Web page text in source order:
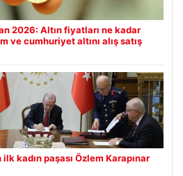
2026: Altın fiyatları ne kadar
ve cumhuriyet altını alış satış
kadın paşası Özlem Karapınar